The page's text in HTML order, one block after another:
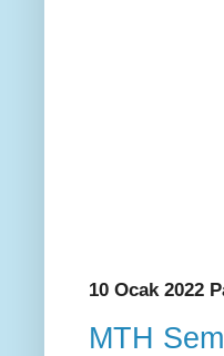
10 Ocak 2022
MTH